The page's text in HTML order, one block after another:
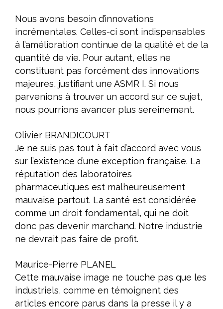
Nous avons besoin d’innovations
incrémentales. Celles-ci sont indispensables
à l’amélioration continue de la qualité et de la
quantité de vie. Pour autant, elles ne
constituent pas forcément des innovations
majeures, justifiant une ASMR I. Si nous
parvenions à trouver un accord sur ce sujet,
nous pourrions avancer plus sereinement.
Olivier BRANDICOURT
Je ne suis pas tout à fait d’accord avec vous
sur l’existence d’une exception française. La
réputation des laboratoires
pharmaceutiques est malheureusement
mauvaise partout. La santé est considérée
comme un droit fondamental, qui ne doit
donc pas devenir marchand. Notre industrie
ne devrait pas faire de profit.
Maurice-Pierre PLANEL
Cette mauvaise image ne touche pas que les
industriels, comme en témoignent des
articles encore parus dans la presse il y a